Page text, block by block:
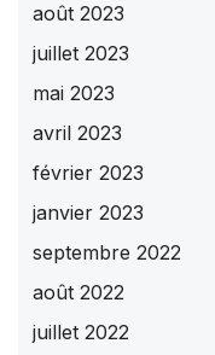
août 2023
juillet 2023
mai 2023
avril 2023
février 2023
janvier 2023
septembre 2022
août 2022
juillet 2022